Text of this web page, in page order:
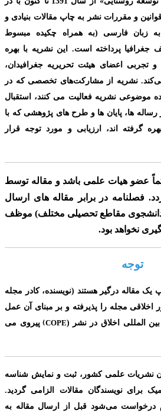
و مقررات نشر به چاپ مقالات بنیادی و
زبان فارسی
(به همراه چکیده مبسوط
جغرافیا پرداخته است. این نشریه با بهره
اعضای هیئت تحریریه جغرافیدان،
نشریه از مشارکت‌های تخصصی که در
موضوعی نشریه فعالیت می کنند، استقبال
ها، پایان ها و طرح های پژوهشی که با
گرفته اند، ارزیابی و مورد توجه قرار
عضو هیات علمی باشد و مقاله توسط
فصلنامه در برابر مقاله های ارسال
مقاطع تحصیلی مختلف) موظف
نخواهد بود.
توجه
یک مقاله درگیر هستند (نویسنده، کادر مجله
اخلاقی مجله را پذیرفته و بر مبنای آن عمل
المللی اخلاق در نشر
(
(COPE
پیروی می
نشریات علمی کشور، ثبت و نمایش شناسه
برای نویسندگان مقالات الزامی گردید.
درخواست می‌شود قبل از ارسال مقاله به